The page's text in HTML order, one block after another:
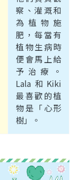
察、灌溉和
為植物施
肥，每當有
植物生病時
便會馬上給
予治療。
Lala和Kiki
最喜歡的植
物是「心形
樹」。